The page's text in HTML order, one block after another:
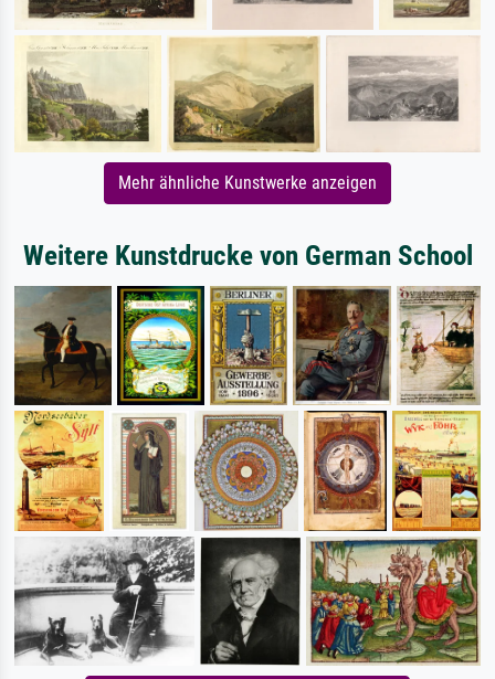
Mehr ähnliche Kunstwerke anzeigen
Weitere Kunstdrucke von German School